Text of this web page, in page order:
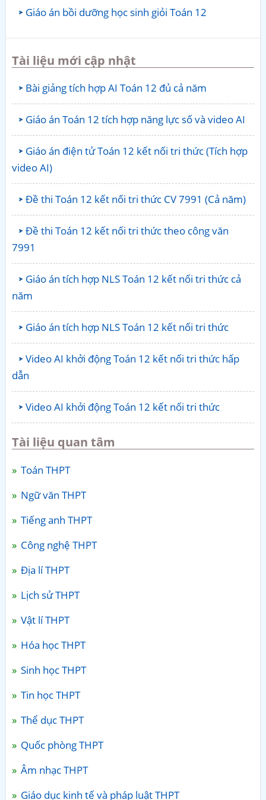
Giáo án bồi dưỡng học sinh giỏi Toán 12
Tài liệu mới cập nhật
Bài giảng tích hợp AI Toán 12 đủ cả năm
Giáo án Toán 12 tích hợp năng lực số và video AI
Giáo án điện tử Toán 12 kết nối tri thức (Tích hợp
video AI)
Đề thi Toán 12 kết nối tri thức CV 7991 (Cả năm)
Đề thi Toán 12 kết nối tri thức theo công văn
7991
Giáo án tích hợp NLS Toán 12 kết nối tri thức cả
năm
Giáo án tích hợp NLS Toán 12 kết nối tri thức
Video AI khởi động Toán 12 kết nối tri thức hấp
dẫn
Video AI khởi động Toán 12 kết nối tri thức
Tài liệu quan tâm
Toán THPT
Ngữ văn THPT
Tiếng anh THPT
Công nghệ THPT
Địa lí THPT
Lịch sử THPT
Vật lí THPT
Hóa học THPT
Sinh học THPT
Tin học THPT
Thể dục THPT
Quốc phòng THPT
Âm nhạc THPT
Giáo dục kinh tế và pháp luật THPT